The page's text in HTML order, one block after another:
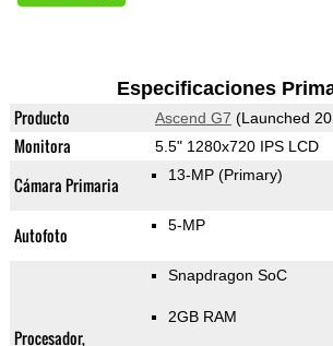
Especificaciones
Producto Ascend G7 (Launched
Monitora 5.5" 1280x720 IPS LCD
Cámara Primaria 13-MP (Primary)
Autofoto 5-MP
Procesador,
Snapdragon SoC
2GB RAM